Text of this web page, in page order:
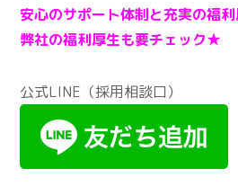
安心のサポート体制と充実の福
弊社の福利厚生も要チェック★
公式LINE（採用相談口）